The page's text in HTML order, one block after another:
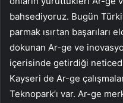
bahsediyoruz. Bugün
parmak ısırtan başarıları
dokunan Ar-ge ve
içerisinde getirdiği
Kayseri de Ar-ge
Teknopark’ı var. Ar-ge